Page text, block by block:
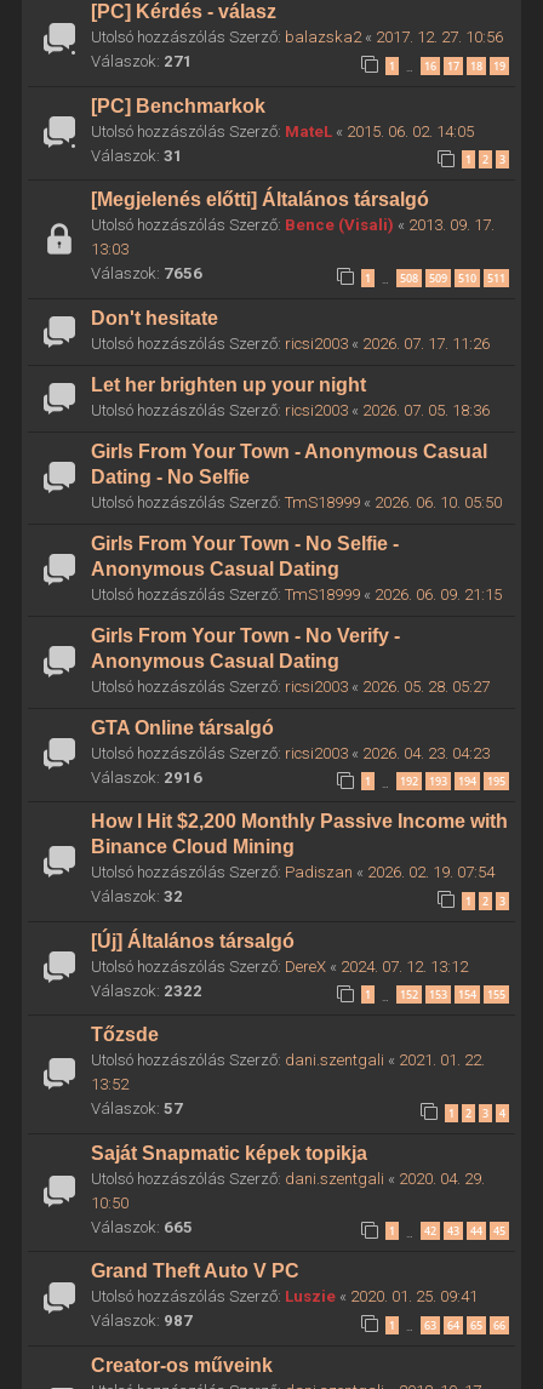
[PC] Kérdés - válasz
Utolsó hozzászólás Szerző: balazska2« 2017. 12. 27. 10:56
Válaszok: 271 1 … 16 17 18 19
[PC] Benchmarkok
Utolsó hozzászólás Szerző: MateL« 2015. 06. 02. 14:05
Válaszok: 31 1 2 3
[Megjelenés előtti] Általános társalgó
Utolsó hozzászólás Szerző: Bence (Visali) « 2013. 09. 17.
13:03
Válaszok: 7656 1 … 508 509 510 511
Don't hesitate
Utolsó hozzászólás Szerző: ricsi2003« 2026. 07. 17. 11:26
Let her brighten up your night
Utolsó hozzászólás Szerző: ricsi2003« 2026. 07. 05. 18:36
Girls From Your Town - Anonymous Casual
Dating - No Selfie
Utolsó hozzászólás Szerző: TmS18999« 2026. 06. 10. 05:50
Girls From Your Town - No Selfie -
Anonymous Casual Dating
Utolsó hozzászólás Szerző: TmS18999« 2026. 06. 09. 21:15
Girls From Your Town - No Verify -
Anonymous Casual Dating
Utolsó hozzászólás Szerző: ricsi2003« 2026. 05. 28. 05:27
GTA Online társalgó
Utolsó hozzászólás Szerző: ricsi2003« 2026. 04. 23. 04:23
Válaszok: 2916 1 192 193 194 195
How I Hit $2,200 Monthly Passive Income with
Binance Cloud Mining
Utolsó hozzászólás Szerző: Padiszan « 2026. 02. 19. 07:54
Válaszok: 32 1 2 3
[Új] Általános társalgó
Utolsó hozzászólás Szerző: DereX« 2024. 07. 12. 13:12
Válaszok: 2322 1 152 153 154 155
Tőzsde
Utolsó hozzászólás Szerző: dani.szentgali « 2021. 01. 22.
13:52
Válaszok: 57 1 2 3 4
Saját Snapmatic képek topikja
Utolsó hozzászólás Szerző: dani.szentgali « 2020. 04. 29.
10:50
Válaszok: 665 1 42 43 44 45
Grand Theft Auto V PC
Utolsó hozzászólás Szerző: Luszie« 2020. 01. 25. 09:41
Válaszok: 987 1 … 63 64 65 66
Creator-os műveink